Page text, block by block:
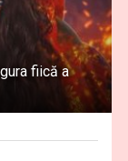
fiică a